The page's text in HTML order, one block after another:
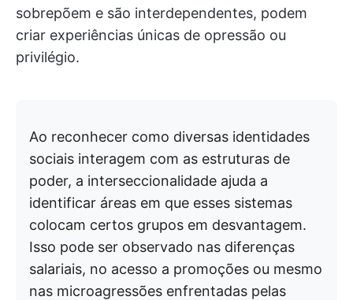
sobrepõem e são interdependentes, podem
criar experiências únicas de opressão ou
privilégio.
Ao reconhecer como diversas identidades
sociais interagem com as estruturas de
poder, a interseccionalidade ajuda a
identificar áreas em que esses sistemas
colocam certos grupos em desvantagem.
Isso pode ser observado nas diferenças
salariais, no acesso a promoções ou mesmo
nas microagressões enfrentadas pelas